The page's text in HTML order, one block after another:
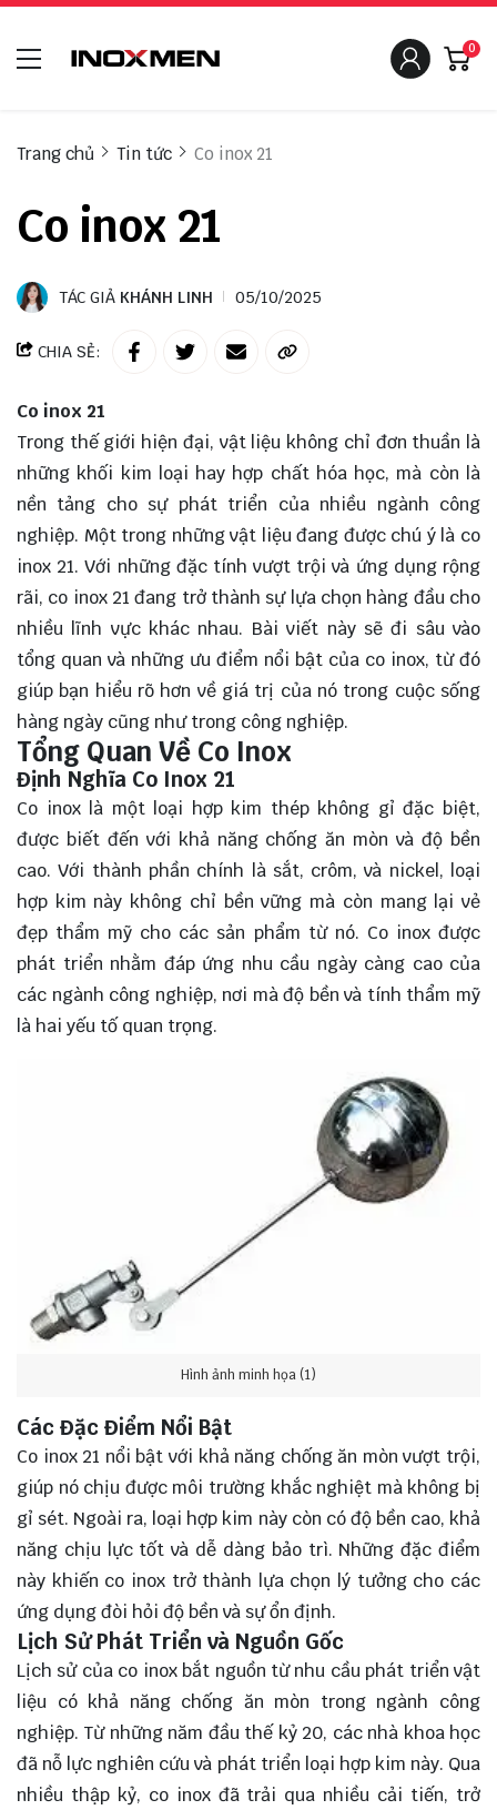
0
Trang chủ Tin tức Co inox 21
Co inox 21
TÁC GIẢ KHÁNH LINH 05/10/2025
CHIA SẺ:
Co inox 21
Trong thế giới hiện đại, vật liệu không chỉ đơn thuần là
những khối kim loại hay hợp chất hóa học, mà còn là
nền tảng cho sự phát triển của nhiều ngành công
nghiệp. Một trong những vật liệu đang được chú ý là co
inox 21. Với những đặc tính vượt trội và ứng dụng rộng
rãi, co inox 21 đang trở thành sự lựa chọn hàng đầu cho
nhiều lĩnh vực khác nhau. Bài viết này sẽ đi sâu vào
tổng quan và những ưu điểm nổi bật của co inox, từ đó
giúp bạn hiểu rõ hơn về giá trị của nó trong cuộc sống
hàng ngày cũng như trong công nghiệp.
Tổng Quan Về Co Inox
Định Nghĩa Co Inox 21
Co inox là một loại hợp kim thép không gỉ đặc biệt,
được biết đến với khả năng chống ăn mòn và độ bền
cao. Với thành phần chính là sắt, crôm, và nickel, loại
hợp kim này không chỉ bền vững mà còn mang lại vẻ
đẹp thẩm mỹ cho các sản phẩm từ nó. Co inox được
phát triển nhằm đáp ứng nhu cầu ngày càng cao của
các ngành công nghiệp, nơi mà độ bền và tính thẩm mỹ
là hai yếu tố quan trọng.
Hình ảnh minh họa (1)
Các Đặc Điểm Nổi Bật
Co inox 21 nổi bật với khả năng chống ăn mòn vượt trội,
giúp nó chịu được môi trường khắc nghiệt mà không bị
gỉ sét. Ngoài ra, loại hợp kim này còn có độ bền cao, khả
năng chịu lực tốt và dễ dàng bảo trì. Những đặc điểm
này khiến co inox trở thành lựa chọn lý tưởng cho các
ứng dụng đòi hỏi độ bền và sự ổn định.
Lịch Sử Phát Triển và Nguồn Gốc
Lịch sử của co inox bắt nguồn từ nhu cầu phát triển vật
liệu có khả năng chống ăn mòn trong ngành công
nghiệp. Từ những năm đầu thế kỷ 20, các nhà khoa học
đã nỗ lực nghiên cứu và phát triển loại hợp kim này. Qua
nhiều thập kỷ, co inox đã trải qua nhiều cải tiến, trở